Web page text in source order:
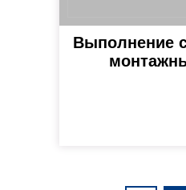
Выполнение